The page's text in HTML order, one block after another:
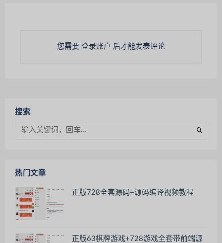
您需要 登录账户 后才能发表评论
搜索
热门文章
正版728全套源码+源码编译视频教程
正版63棋牌游戏+728游戏全套带前端源